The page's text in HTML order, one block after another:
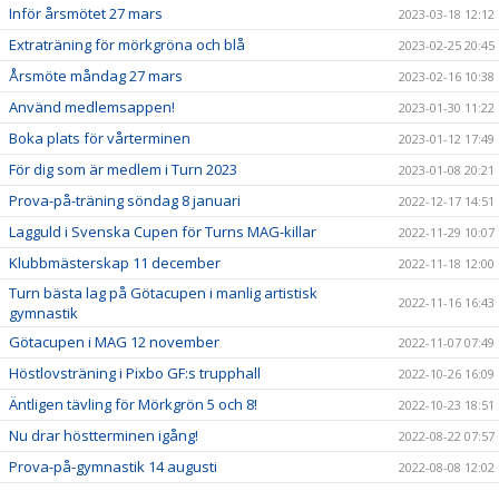
Inför årsmötet 27 mars 2023-03-18 12:12
Extraträning för mörkgröna och blå 2023-02-25 20:45
Årsmöte måndag 27 mars 2023-02-16 10:38
Använd medlemsappen! 2023-01-30 11:22
Boka plats för vårterminen 2023-01-12 17:49
För dig som är medlem i Turn 2023 2023-01-08 20:21
Prova-på-träning söndag 8 januari 2022-12-17 14:51
Lagguld i Svenska Cupen för Turns MAG-killar 2022-11-29 10:07
Klubbmästerskap 11 december 2022-11-18 12:00
Turn bästa lag på Götacupen i manlig artistisk
gymnastik
2022-11-16 16:43
Götacupen i MAG 12 november 2022-11-07 07:49
Höstlovsträning i Pixbo GF:s trupphall 2022-10-26 16:09
Äntligen tävling för Mörkgrön 5 och 8! 2022-10-23 18:51
Nu drar höstterminen igång! 2022-08-22 07:57
Prova-på-gymnastik 14 augusti 2022-08-08 12:02